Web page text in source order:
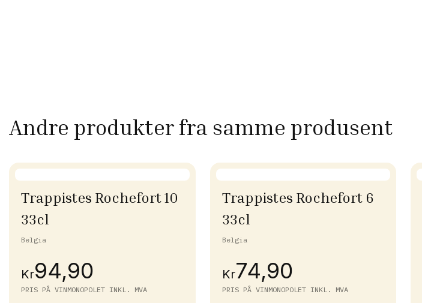
Andre produkter fra samme produsent
Trappistes Rochefort 10
33cl
Belgia
Kr94,90
PRIS PÅ VINMONOPOLET INKL. MVA
Trappistes Rochefort 6
33cl
Belgia
Kr74,90
PRIS PÅ VINMONOPOLET INKL. MVA